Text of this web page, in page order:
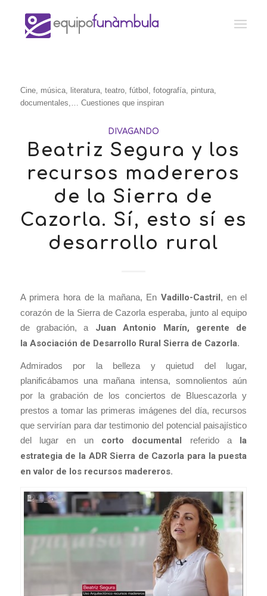
Cine, música, literatura, teatro, fútbol, fotografía, pintura,
documentales,… Cuestiones que inspiran
DIVAGANDO
Beatriz Segura y los
recursos madereros
de la Sierra de
Cazorla. Sí, esto sí es
desarrollo rural
A primera hora de la mañana, EnVadillo-Castril, en el
corazón de la Sierra de Cazorla esperaba, junto al equipo
de grabación, a Juan Antonio Marín, gerente de
la Asociación de Desarrollo Rural Sierra de Cazorla.
Admirados por la belleza y quietud del lugar,
planificábamos una mañana intensa, somnolientos aún
por la grabación de los conciertos de Bluescazorla y
prestos a tomar las primeras imágenes del día, recursos
que servirían para dar testimonio del potencial paisajístico
del lugar en un corto documental referido a
la
estrategia de la ADR Sierra de Cazorla para la puesta
en valor de los recursos madereros.